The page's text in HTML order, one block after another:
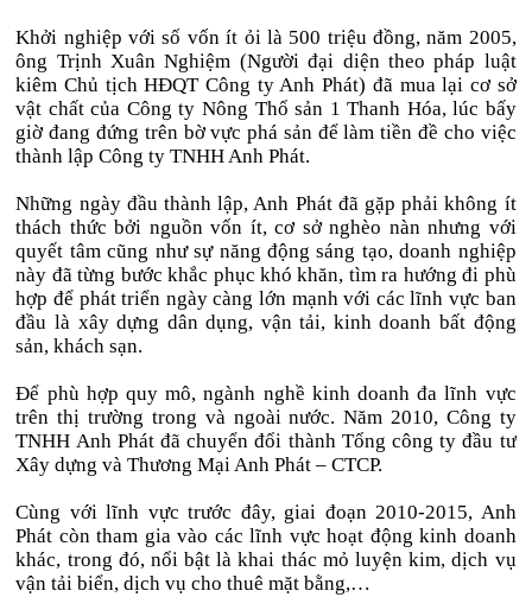
Khởi nghiệp với số vốn ít ỏi là 500 triệu đồng, năm 2005,
ông Trịnh Xuân Nghiệm (Người đại diện theo pháp luật
kiêm Chủ tịch HĐQT Công ty Anh Phát) đã mua lại cơ sở
vật chất của Công ty Nông Thổ sản 1 Thanh Hóa, lúc bấy
giờ đang đứng trên bờ vực phá sản để làm tiền đề cho việc
thành lập Công ty TNHH Anh Phát.
Những ngày đầu thành lập, Anh Phát đã gặp phải không ít
thách thức bởi nguồn vốn ít, cơ sở nghèo nàn nhưng với
quyết tâm cũng như sự năng động sáng tạo, doanh nghiệp
này đã từng bước khắc phục khó khăn, tìm ra hướng đi phù
hợp để phát triển ngày càng lớn mạnh với các lĩnh vực ban
đầu là xây dựng dân dụng, vận tải, kinh doanh bất động
sản, khách sạn.
Để phù hợp quy mô, ngành nghề kinh doanh đa lĩnh vực
trên thị trường trong và ngoài nước. Năm 2010, Công ty
TNHH Anh Phát đã chuyển đổi thành Tổng công ty đầu tư
Xây dựng và Thương Mại Anh Phát – CTCP.
Cùng với lĩnh vực trước đây, giai đoạn 2010-2015, Anh
Phát còn tham gia vào các lĩnh vực hoạt động kinh doanh
khác, trong đó, nổi bật là khai thác mỏ luyện kim, dịch vụ
vận tải biển, dịch vụ cho thuê mặt bằng,…